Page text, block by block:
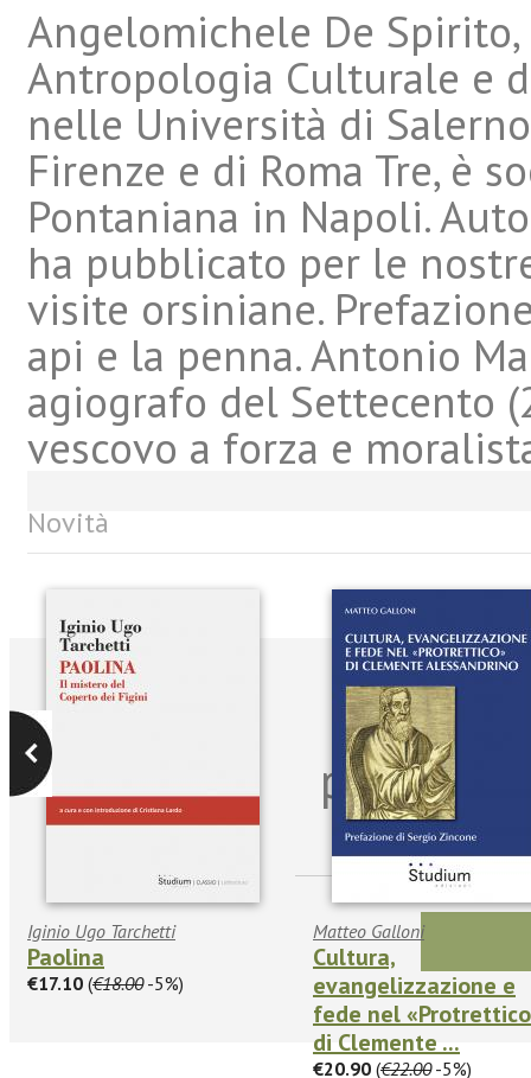
Angelomichele De
Antropologia Culturale e
nelle Università di
Firenze e di Roma Tre, è
Pontaniana in Napoli.
ha pubblicato per le
visite orsiniane.
api e la penna. Antonio
agiografo del Settecento
vescovo a forza e
Novità
Iginio Ugo Tarchetti
Paolina
€17.10 (€18.00-5%)
Matteo Galloni
Cultura,
evangelizzazione e
fede nel
di Clemente ...
€20.90 (€22.00-5%)
Iscriviti
per
sulle